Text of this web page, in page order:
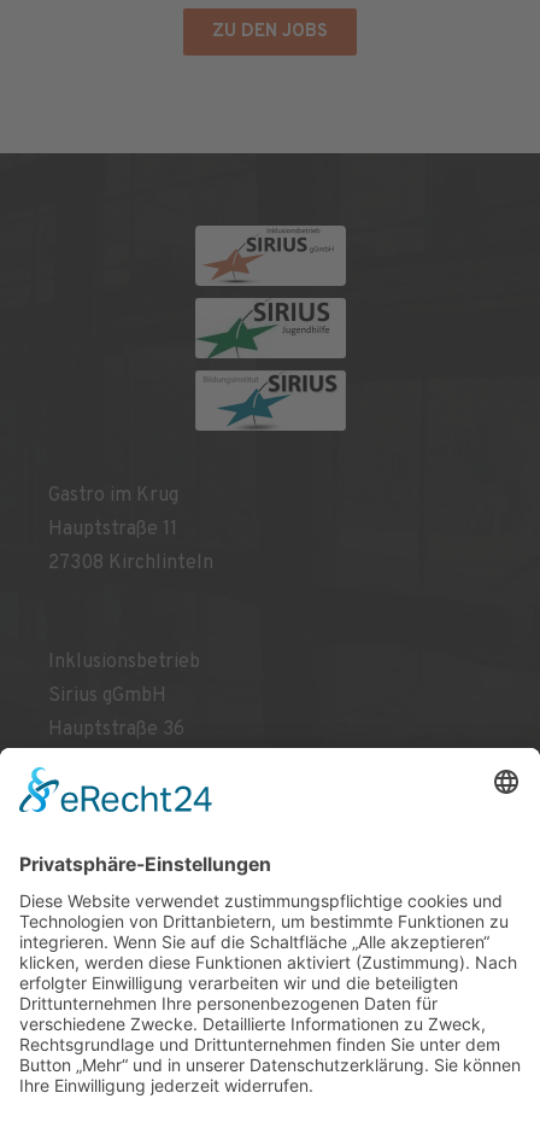
ZU DEN JOBS
Gastro im Krug
Hauptstraße 11
27308 Kirchlinteln
Inklusionsbetrieb
Sirius gGmbH
Hauptstraße 36
NETZWERK
JOBS
IMPRESSUM
DATENSCHUTZ